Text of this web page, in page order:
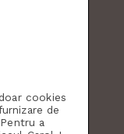
cu
și
cookies
de
a